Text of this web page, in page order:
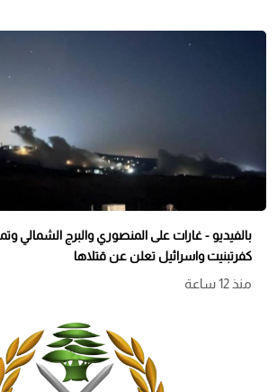
بالفيديو - غارات على المنصوري والبرج الشمالي
كفرتبنيت واسرائيل تعلن عن قتلاها
منذ 12 ساعة